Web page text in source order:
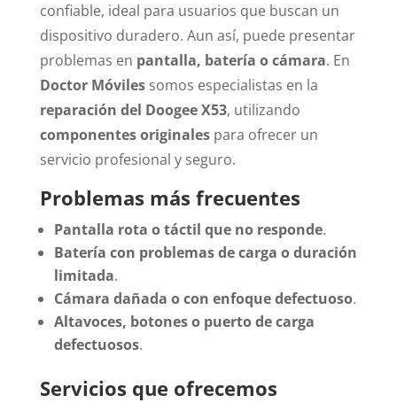
confiable, ideal para usuarios que buscan un
dispositivo duradero. Aun así, puede presentar
problemas en pantalla, batería o cámara. En
Doctor Móvilessomos especialistas en la
reparación del Doogee X53, utilizando
componentes originalespara ofrecer un
servicio profesional y seguro.
Problemas más frecuentes
Pantalla rota o táctil que no responde.
Batería con problemas de carga o duración
limitada.
Cámara dañada o con enfoque defectuoso.
Altavoces, botones o puerto de carga
defectuosos.
Servicios que ofrecemos